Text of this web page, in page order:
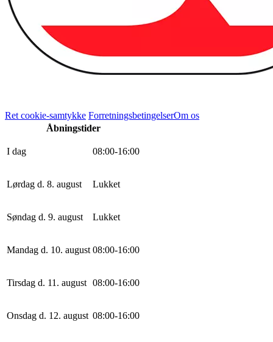
Ret cookie-samtykke ForretningsbetingelserOm os
Åbningstider
I dag 08:00-16:00
Lørdag d. 8. august Lukket
Søndag d. 9. august Lukket
Mandag d. 10. august 08:00-16:00
Tirsdag d. 11. august 08:00-16:00
Onsdag d. 12. august 08:00-16:00